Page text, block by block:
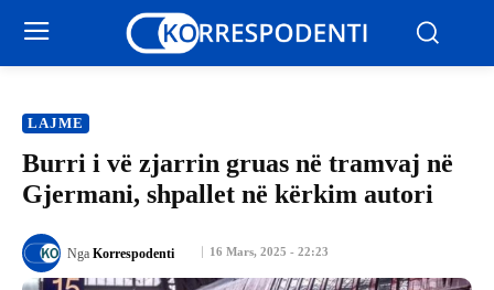
LAJME
Burri i vë zjarrin gruas në tramvaj në
Gjermani, shpallet në kërkim autori
16 Mars, 2025 - 22:23
Nga Korrespodenti